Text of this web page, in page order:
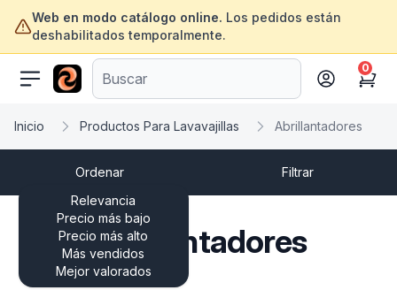
Web en modo catálogo online. Los pedidos están
deshabilitados temporalmente.
ofertasinformatica.com
Cart
0
Inicio Productos Para Lavavajillas Abrillantadores
Ordenar
Relevancia
Precio más bajo
Precio más alto
Más vendidos
Mejor valorados
Filtrar
Abrillantadores